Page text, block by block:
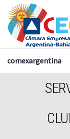
comexargentina